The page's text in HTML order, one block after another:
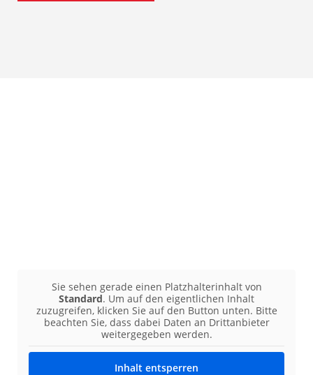
Sie sehen gerade einen Platzhalterinhalt von
Standard. Um auf den eigentlichen Inhalt
zuzugreifen, klicken Sie auf den Button unten. Bitte
beachten Sie, dass dabei Daten an Drittanbieter
weitergegeben werden.
Inhalt entsperren